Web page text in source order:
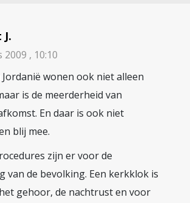
J.
, 10:10
wonen ook niet alleen
is de meerderheid van
En daar is ook niet
blij mee.
zijn er voor de
van de bevolking. Een kerkklok is
gehoor, de nachtrust en voor